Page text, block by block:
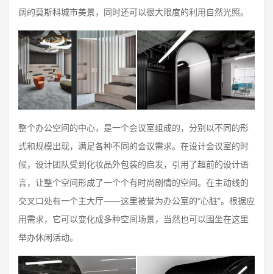
阔的莫斯科城市美景，同时还可以很大限度的利用自然光照。
整个办公空间的中心，是一个会议室组成的，分别以不同的形
式和规模出现，满足各种不同的会议需求。在设计会议室的时
候，设计团队受到化妆品外包装的启发，引用了超前的设计语
言，让整个空间形成了一个个有时尚剧情的空间。在主动线的
交叉口处有一个主大厅——这里被誉为办公室的“心脏”。根据应
用需求，它可以变化成多种空间场景，当然也可以围坐在这里
举办休闲活动。